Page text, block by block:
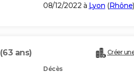
08/12/2022 à Lyon (Rhône)
(63 ans) Créer
Décès